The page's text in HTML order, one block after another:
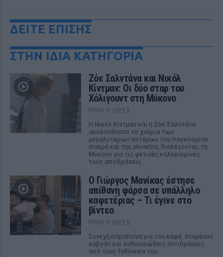
ΔΕΙΤΕ ΕΠΙΣΗΣ
ΣΤΗΝ ΙΔΙΑ ΚΑΤΗΓΟΡΙΑ
Ζόε Σαλντάνα και Νικόλ
Κίντμαν: Οι δύο σταρ του
Χόλιγουντ στη Μύκονο
ΠΡΙΝ 9 ΏΡΕΣ
Η Νικόλ Κίντμαν και η Ζόε Σαλντάνα
ακολούθησαν τα χνάρια των
μεγαλύτερων αστέρων του παγκόσμιου
σινεμά και της showbiz, διαλέγοντας τη
Μύκονο για τις φετινές καλοκαιρινές
τους αποδράσεις.
Ο Γιώργος Μανίκας έστησε
απίθανη φάρσα σε υπάλληλο
καφετέριας – Τι έγινε στο
βίντεο
ΠΡΙΝ 9 ΏΡΕΣ
Συνεχή παράπονα για τον καφέ, στημένος
καβγάς και ενθουσιώδεις αντιδράσεις
από τους followers του